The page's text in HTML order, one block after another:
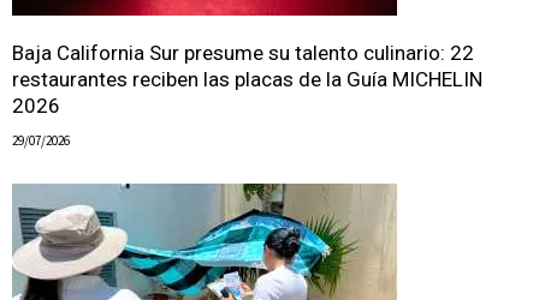
Baja California Sur presume su talento culinario: 22
restaurantes reciben las placas de la Guía MICHELIN
2026
29/07/2026